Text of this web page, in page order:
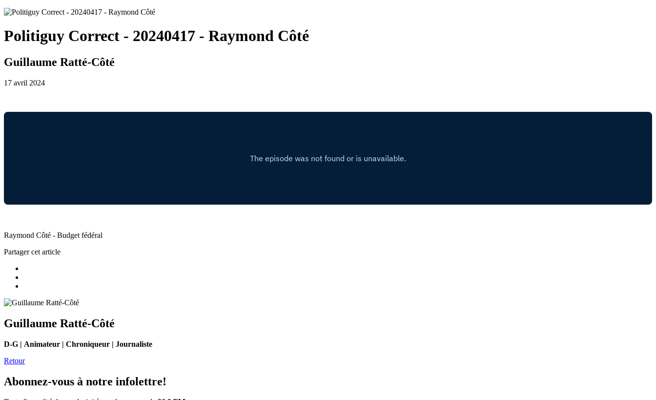
Politiguy Correct - 20240417 - Raymond Côté
Guillaume Ratté-Côté
17 avril 2024
Raymond Côté - Budget fédéral
Partager cet article
Guillaume Ratté-Côté
D-G | Animateur | Chroniqueur | Journaliste
Retour
Abonnez-vous à notre infolettre!